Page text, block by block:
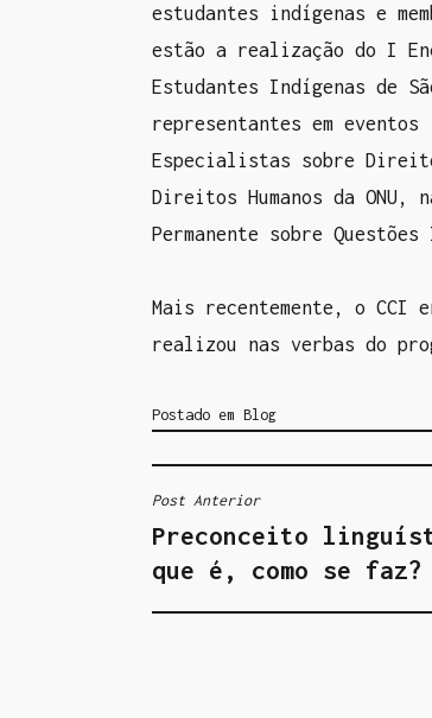
estudantes indígenas e
estão a realização do I
Estudantes Indígenas de
representantes em eventos
Especialistas sobre
Direitos Humanos da ONU,
Permanente sobre
Mais recentemente, o CCI
realizou nas verbas do
Postado em Blog
N
A
Post Anterior
Preconceito
que é, como se faz?